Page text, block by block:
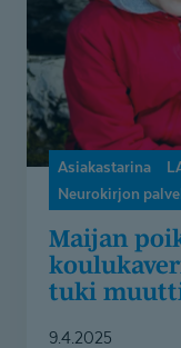
Oikeanlainen
tuki
muutti
perheen
elämän
Asiakastarina
Neurokirjon
Maijan poika löi jakkaralla
tuki
9.4.2025